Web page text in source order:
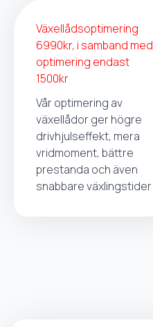
Växellådsoptimering
6990kr, i samband med
optimering endast
1500kr
Vår optimering av
växellådor ger högre
drivhjulseffekt, mera
vridmoment, bättre
prestanda och även
snabbare växlingstider